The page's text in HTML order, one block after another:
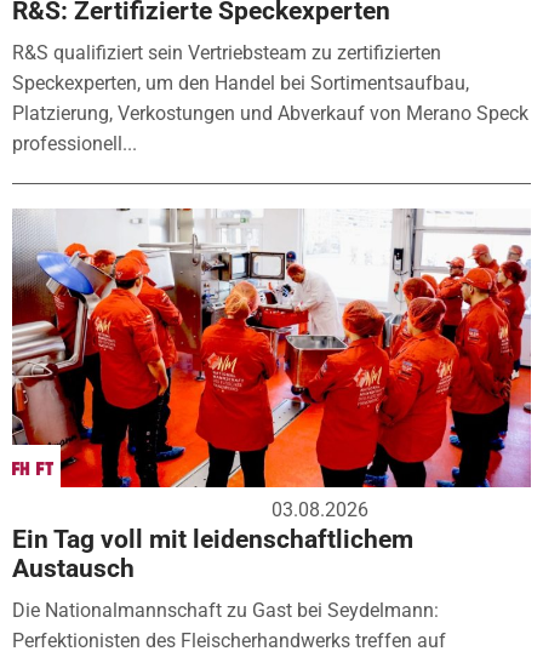
R&S: Zertifizierte Speckexperten
R&S qualifiziert sein Vertriebsteam zu zertifizierten
Speckexperten, um den Handel bei Sortimentsaufbau,
Platzierung, Verkostungen und Abverkauf von Merano Speck
professionell...
03.08.2026
Ein Tag voll mit leidenschaftlichem
Austausch
Die Nationalmannschaft zu Gast bei Seydelmann:
Perfektionisten des Fleischerhandwerks treffen auf